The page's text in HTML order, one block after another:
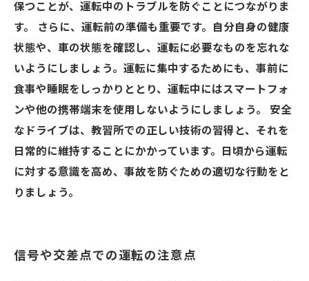
保つことが、運転中のトラブルを防ぐことにつながりま
す。 さらに、運転前の準備も重要です。自分自身の健康
状態や、車の状態を確認し、運転に必要なものを忘れな
いようにしましょう。運転に集中するためにも、事前に
食事や睡眠をしっかりととり、運転中にはスマートフォ
ンや他の携帯端末を使用しないようにしましょう。 安全
なドライブは、教習所での正しい技術の習得と、それを
日常的に維持することにかかっています。日頃から運転
に対する意識を高め、事故を防ぐための適切な行動をと
りましょう。
信号や交差点での運転の注意点